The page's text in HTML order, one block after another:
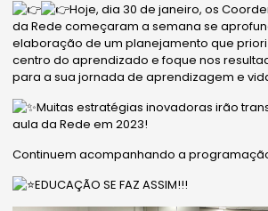
Hoje, dia 30 de janeiro, os
da Rede começaram a semana se
elaboração de um planejamento que
centro do aprendizado e foque nos
para a sua jornada de aprendizagem e
Muitas estratégias inovadoras irão
aula da Rede em 2023!
Continuem acompanhando a
EDUCAÇÃO SE FAZ ASSIM!!!